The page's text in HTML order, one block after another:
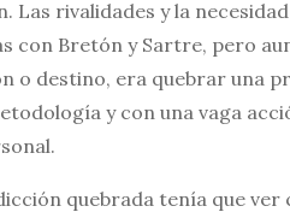
Las rivalidades y la
con Bretón y Sartre, pero
o destino, era quebrar una
y con una vaga
quebrada tenía que